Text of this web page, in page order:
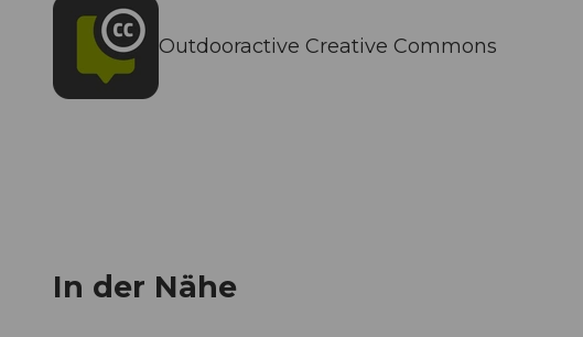
Outdooractive Creative Commons
In der Nähe